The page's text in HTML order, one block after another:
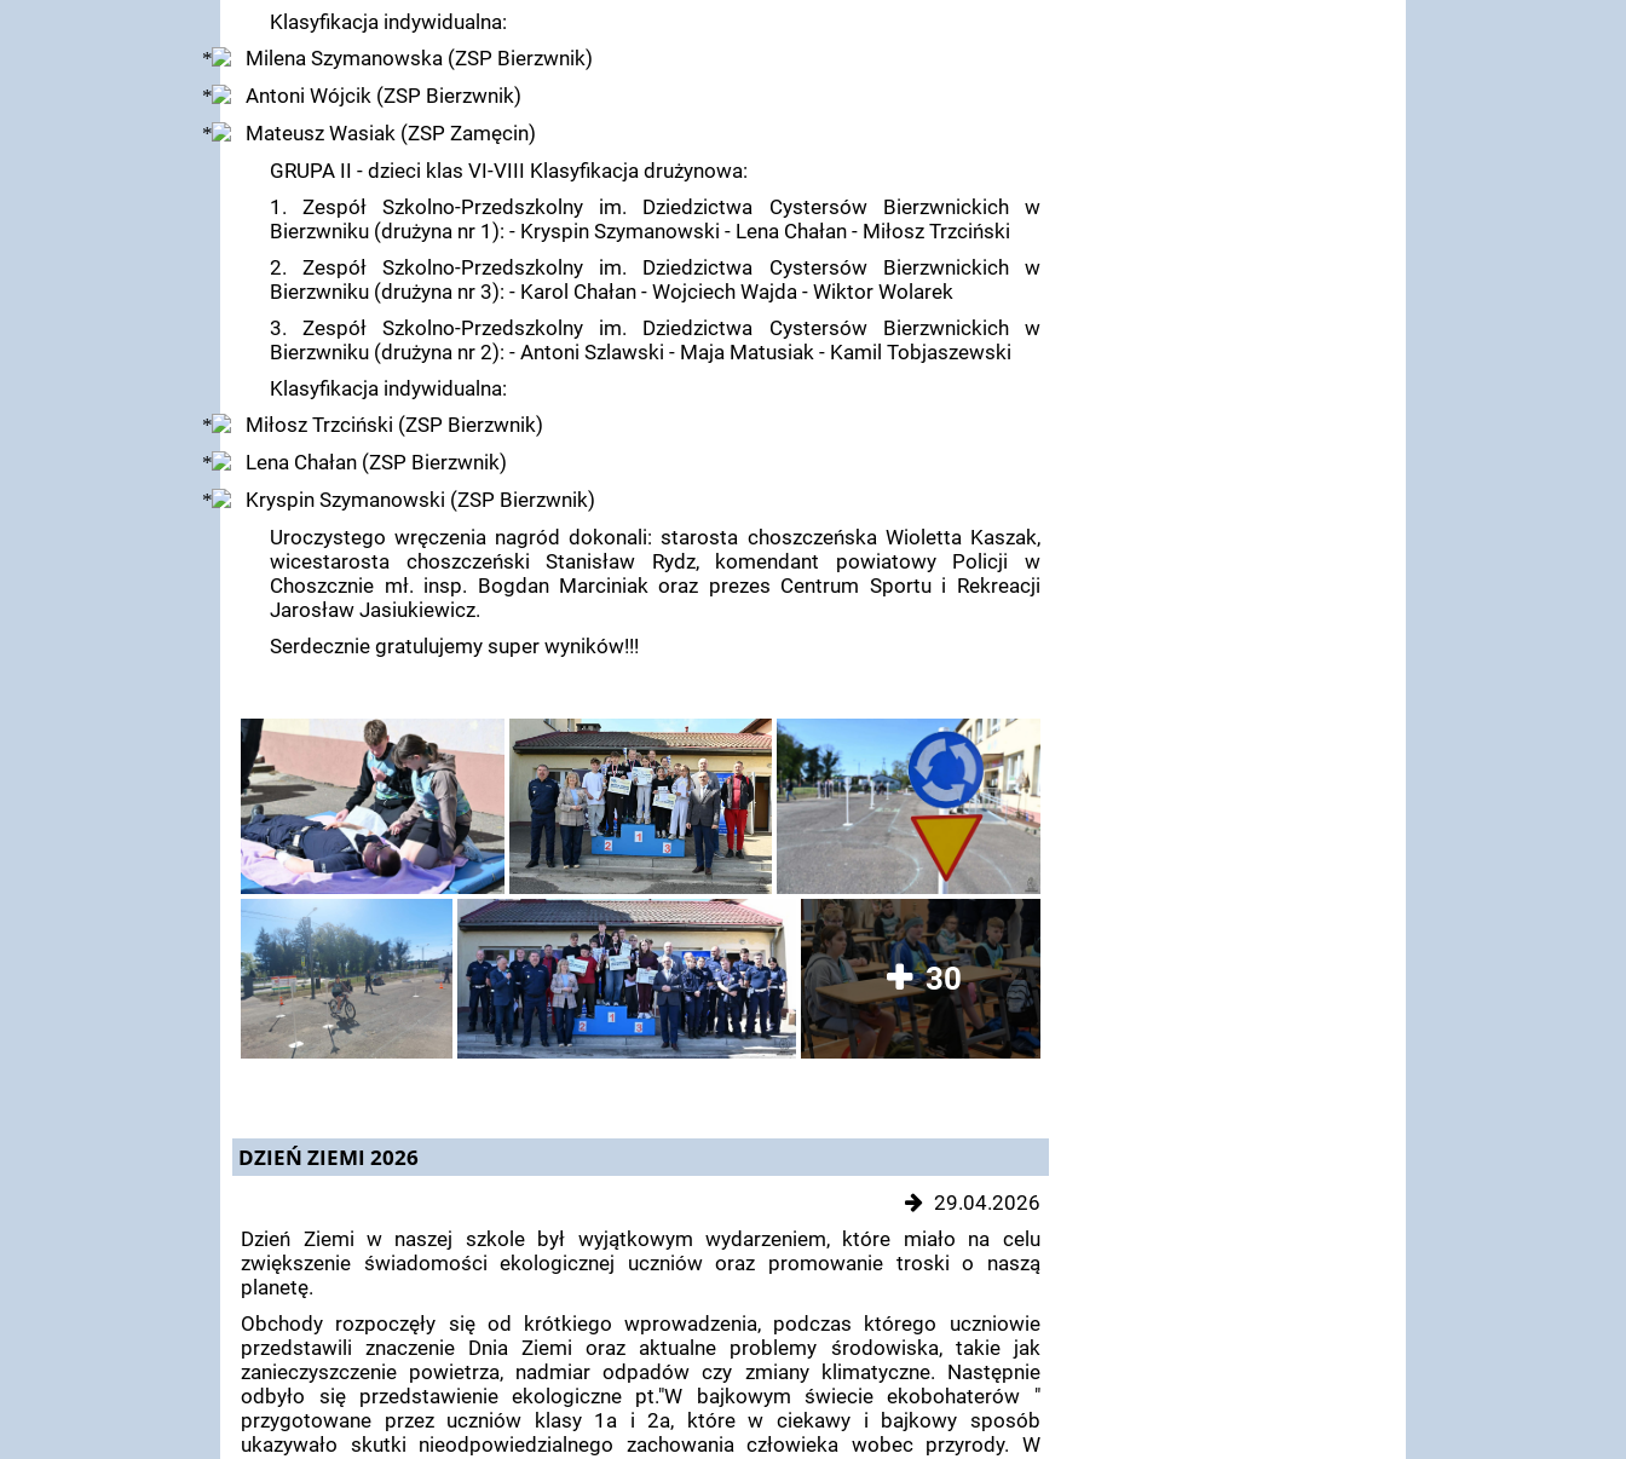
Klasyfikacja indywidualna:
Milena Szymanowska (ZSP Bierzwnik)
Antoni Wójcik (ZSP Bierzwnik)
Mateusz Wasiak (ZSP Zamęcin)
GRUPA II - dzieci klas VI-VIII Klasyfikacja drużynowa:
1. Zespół Szkolno-Przedszkolny im. Dziedzictwa Cystersów Bierzwnickich w
Bierzwniku (drużyna nr 1): - Kryspin Szymanowski - Lena Chałan - Miłosz Trzciński
2. Zespół Szkolno-Przedszkolny im. Dziedzictwa Cystersów Bierzwnickich w
Bierzwniku (drużyna nr 3): - Karol Chałan - Wojciech Wajda - Wiktor Wolarek
3. Zespół Szkolno-Przedszkolny im. Dziedzictwa Cystersów Bierzwnickich w
Bierzwniku (drużyna nr 2): - Antoni Szlawski - Maja Matusiak - Kamil Tobjaszewski
Klasyfikacja indywidualna:
Miłosz Trzciński (ZSP Bierzwnik)
Lena Chałan (ZSP Bierzwnik)
Kryspin Szymanowski (ZSP Bierzwnik)
Uroczystego wręczenia nagród dokonali: starosta choszczeńska Wioletta Kaszak,
wicestarosta choszczeński Stanisław Rydz, komendant powiatowy Policji w
Choszcznie mł. insp. Bogdan Marciniak oraz prezes Centrum Sportu i Rekreacji
Jarosław Jasiukiewicz.
Serdecznie gratulujemy super wyników!!!
30
DZIEŃ ZIEMI 2026
29.04.2026
Dzień Ziemi w naszej szkole był wyjątkowym wydarzeniem, które miało na celu
zwiększenie świadomości ekologicznej uczniów oraz promowanie troski o naszą
planetę.
Obchody rozpoczęły się od krótkiego wprowadzenia, podczas którego uczniowie
przedstawili znaczenie Dnia Ziemi oraz aktualne problemy środowiska, takie jak
zanieczyszczenie powietrza, nadmiar odpadów czy zmiany klimatyczne. Następnie
odbyło się przedstawienie ekologiczne pt."W bajkowym świecie ekobohaterów "
przygotowane przez uczniów klasy 1a i 2a, które w ciekawy i bajkowy sposób
ukazywało skutki nieodpowiedzialnego zachowania człowieka wobec przyrody. W